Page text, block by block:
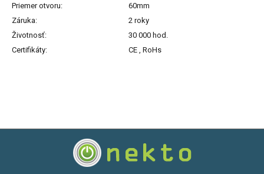
Priemer otvoru:
60mm
Záruka:
2 roky
Životnosť:
30 000 hod.
Certifikáty:
CE , RoHs